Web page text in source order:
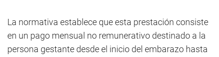
La normativa establece que esta prestación consiste
en un pago mensual no remunerativo destinado a la
persona gestante desde el inicio del embarazo hasta